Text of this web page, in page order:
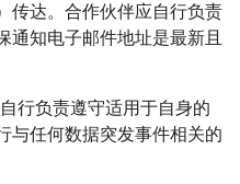
传达。合作伙伴应自行负责
通知电子邮件地址是最新且
行负责遵守适用于自身的
与任何数据突发事件相关的